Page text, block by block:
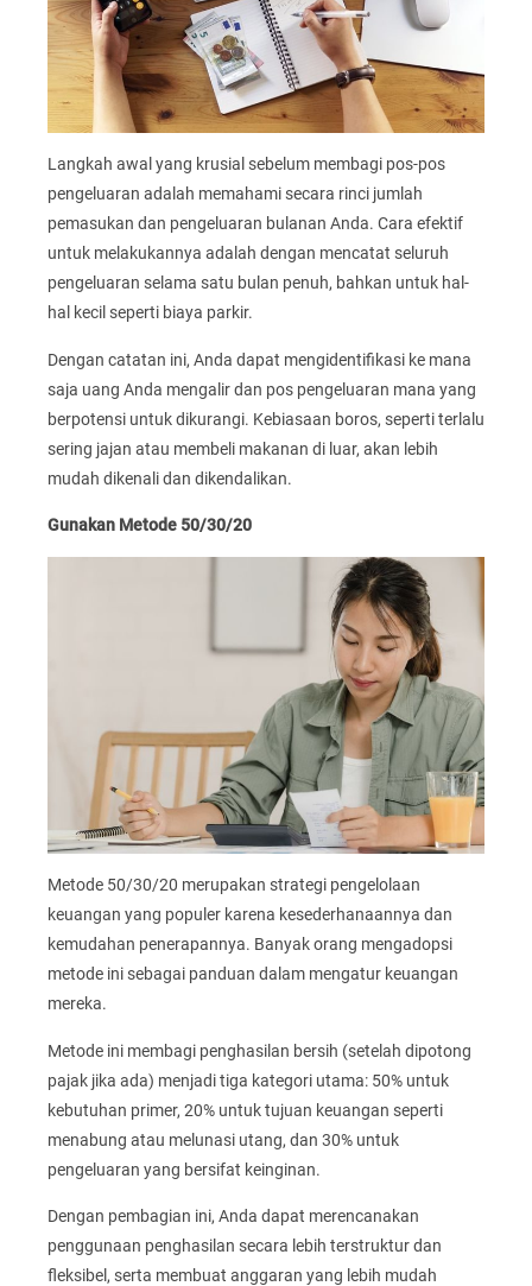
Langkah awal yang krusial sebelum membagi pos-pos
pengeluaran adalah memahami secara rinci jumlah
pemasukan dan pengeluaran bulanan Anda. Cara efektif
untuk melakukannya adalah dengan mencatat seluruh
pengeluaran selama satu bulan penuh, bahkan untuk hal-
hal kecil seperti biaya parkir.
Dengan catatan ini, Anda dapat mengidentifikasi ke mana
saja uang Anda mengalir dan pos pengeluaran mana yang
berpotensi untuk dikurangi. Kebiasaan boros, seperti terlalu
sering jajan atau membeli makanan di luar, akan lebih
mudah dikenali dan dikendalikan.
Gunakan Metode 50/30/20
Metode 50/30/20 merupakan strategi pengelolaan
keuangan yang populer karena kesederhanaannya dan
kemudahan penerapannya. Banyak orang mengadopsi
metode ini sebagai panduan dalam mengatur keuangan
mereka.
Metode ini membagi penghasilan bersih (setelah dipotong
pajak jika ada) menjadi tiga kategori utama: 50% untuk
kebutuhan primer, 20% untuk tujuan keuangan seperti
menabung atau melunasi utang, dan 30% untuk
pengeluaran yang bersifat keinginan.
Dengan pembagian ini, Anda dapat merencanakan
penggunaan penghasilan secara lebih terstruktur dan
fleksibel, serta membuat anggaran yang lebih mudah